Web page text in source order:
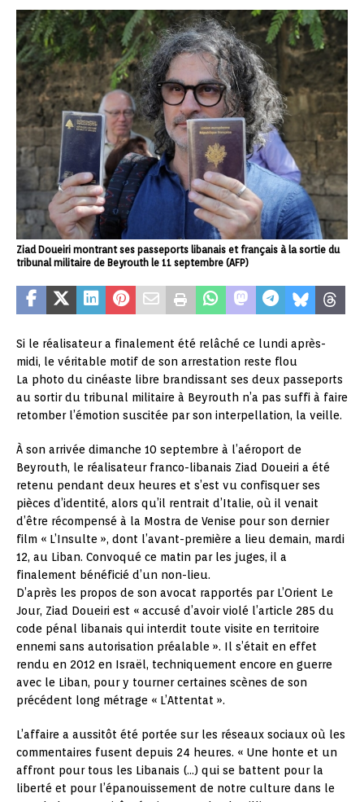
Ziad Doueiri montrant ses passeports libanais et français à la sortie du
tribunal militaire de Beyrouth le 11 septembre (AFP)
Si le réalisateur a finalement été relâché ce lundi après-
midi, le véritable motif de son arrestation reste flou
La photo du cinéaste libre brandissant ses deux passeports
au sortir du tribunal militaire à Beyrouth n’a pas suffi à faire
retomber l’émotion suscitée par son interpellation, la veille.
À son arrivée dimanche 10 septembre à l’aéroport de
Beyrouth, le réalisateur franco-libanais Ziad Doueiri a été
retenu pendant deux heures et s’est vu confisquer ses
pièces d’identité, alors qu’il rentrait d’Italie, où il venait
d’être récompensé à la Mostra de Venise pour son dernier
film « L’Insulte », dont l’avant-première a lieu demain, mardi
12, au Liban. Convoqué ce matin par les juges, il a
finalement bénéficié d’un non-lieu.
D’après les propos de son avocat rapportés par L’Orient Le
Jour, Ziad Doueiri est « accusé d’avoir violé l’article 285 du
code pénal libanais qui interdit toute visite en territoire
ennemi sans autorisation préalable ». Il s’était en effet
rendu en 2012 en Israël, techniquement encore en guerre
avec le Liban, pour y tourner certaines scènes de son
précédent long métrage « L’Attentat ».
L’affaire a aussitôt été portée sur les réseaux sociaux où les
commentaires fusent depuis 24 heures. « Une honte et un
affront pour tous les Libanais (…) qui se battent pour la
liberté et pour l’épanouissement de notre culture dans le